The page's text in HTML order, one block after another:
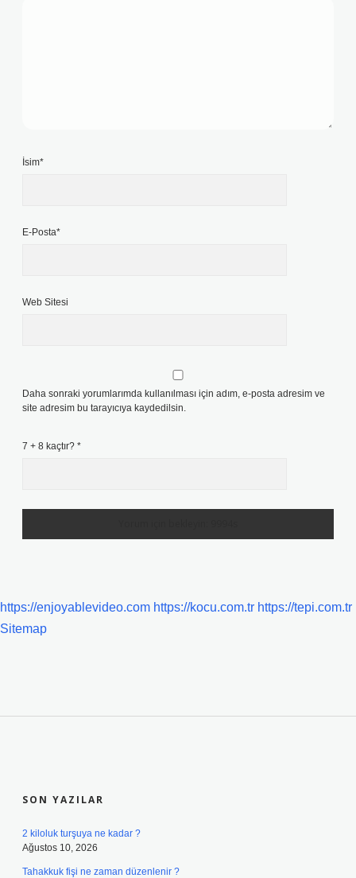
İsim*
E-Posta*
Web Sitesi
Daha sonraki yorumlarımda kullanılması için adım, e-posta adresim ve
site adresim bu tarayıcıya kaydedilsin.
7 + 8 kaçtır? *
https://enjoyablevideo.com https://kocu.com.tr https://tepi.com.tr
Sitemap
SON YAZILAR
2 kiloluk turşuya ne kadar ?
Ağustos 10, 2026
Tahakkuk fişi ne zaman düzenlenir ?